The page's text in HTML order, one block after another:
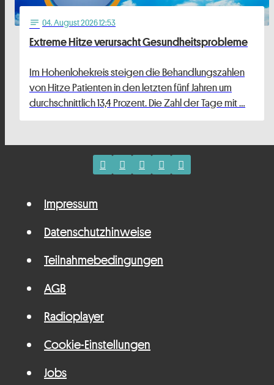
notes 04. August 2026 12:53
Extreme Hitze verursacht Gesundheitsprobleme
Im Hohenlohekreis steigen die Behandlungszahlen
von Hitze Patienten in den letzten fünf Jahren um
durchschnittlich 13,4 Prozent. Die Zahl der Tage mit …
Impressum
Datenschutzhinweise
Teilnahmebedingungen
AGB
Radioplayer
Cookie-Einstellungen
Jobs